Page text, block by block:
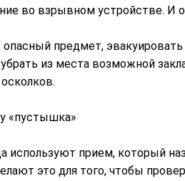
во взрывном устройстве. И
опасный предмет,
из места возможной
«пустышка»
используют прием, который
это для того, чтобы